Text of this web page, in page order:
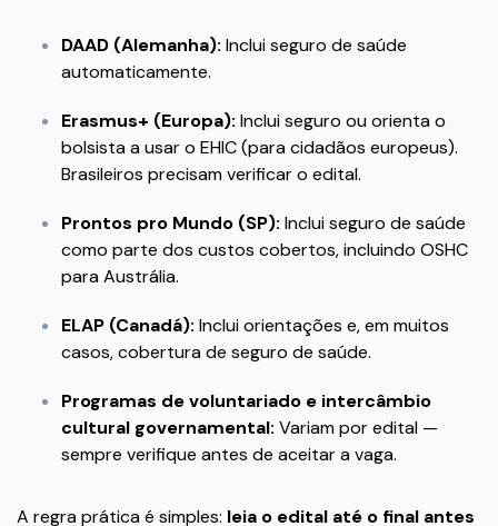
DAAD (Alemanha): Inclui seguro de saúde
automaticamente.
Erasmus+ (Europa): Inclui seguro ou orienta o
bolsista a usar o EHIC (para cidadãos europeus).
Brasileiros precisam verificar o edital.
Prontos pro Mundo (SP): Inclui seguro de saúde
como parte dos custos cobertos, incluindo OSHC
para Austrália.
ELAP (Canadá): Inclui orientações e, em muitos
casos, cobertura de seguro de saúde.
Programas de voluntariado e intercâmbio
cultural governamental: Variam por edital —
sempre verifique antes de aceitar a vaga.
A regra prática é simples: leia o edital até o final antes